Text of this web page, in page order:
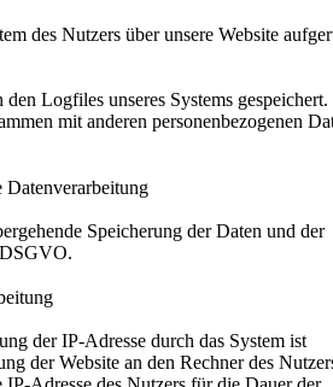
des Nutzers über unsere Website
Logfiles unseres Systems
mit anderen personenbezogenen
Speicherung der Daten und der
der IP-Adresse durch das System ist
der Website an den Rechner des